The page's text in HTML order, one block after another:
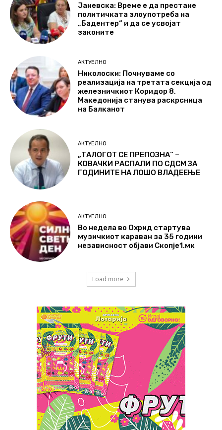
Јаневска: Време е да престане
политичката злоупотреба на
„Бадентер“ и да се усвојат
законите
АКТУЕЛНО
Николоски: Почнуваме со
реализација на третата секција од
железничкиот Коридор 8,
Македонија станува раскрсница
на Балканот
АКТУЕЛНО
„ТАЛОГОТ СЕ ПРЕПОЗНА“ –
КОВАЧКИ РАСПАЛИ ПО СДСМ ЗА
ГОДИНИТЕ НА ЛОШО ВЛАДЕЕЊЕ
АКТУЕЛНО
Во недела во Охрид стартува
музичкиот караван за 35 години
независност објави Скопје1.мк
Load more